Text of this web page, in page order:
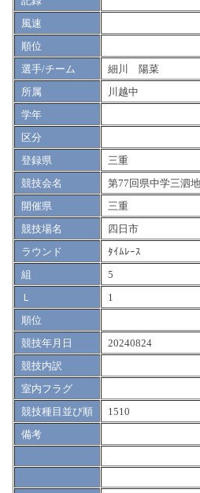
風速
順位
選手/チーム
細川 陽菜
所属
川越中
学年
区分
登録県
三重
競技会名
第77回県中学三泗
開催県
三重
競技場名
四日市
ラウンド
ﾀｲﾑﾚｰｽ
組
5
Ｌ
1
順位
競技年月日
20240824
競技内訳
室内フラグ
競技種目並び順
1510
備考